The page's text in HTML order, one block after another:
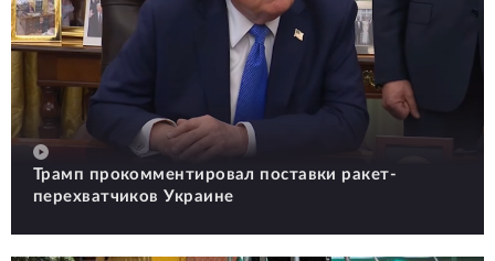
Трамп прокомментировал поставки ракет-
перехватчиков Украине